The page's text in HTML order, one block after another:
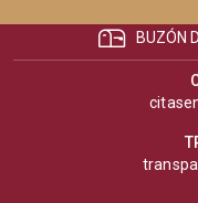
BUZÓN